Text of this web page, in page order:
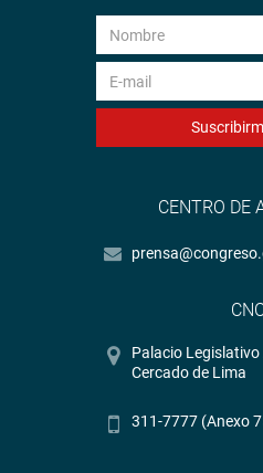
CENTRO DE
Palacio
Cercado de Lima
311-7777 (Anexo